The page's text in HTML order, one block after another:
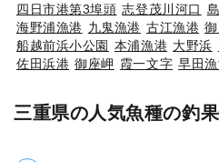
四日市港第3埠頭 志登茂川河口
海野浦漁港 九鬼漁港 古江漁港
船越前浜小公園 本浦漁港 大野浜
佐田浜港 御座岬 霞一文字 早田
三重県の人気魚種の釣